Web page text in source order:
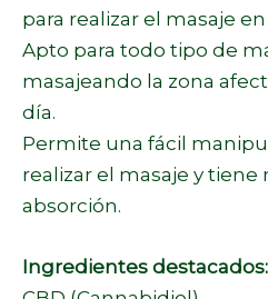
para realizar el masaje
Apto para todo tipo de
masajeando la zona
día.
Permite una fácil
realizar el masaje y tiene
absorción.
Ingredientes destacados: